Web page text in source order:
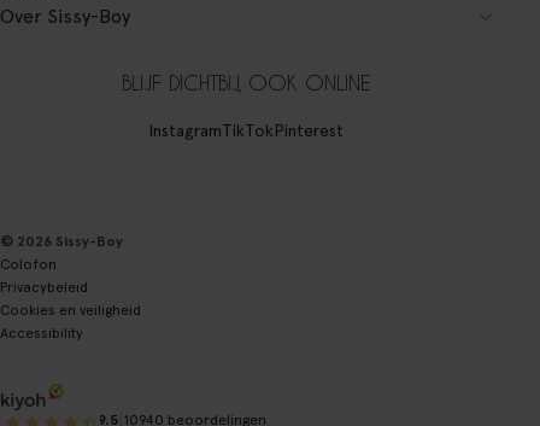
Over Sissy-Boy
BLIJF DICHTBIJ, OOK ONLINE
InstagramTikTokPinterest
© 2026 Sissy-Boy
Colofon
Privacybeleid
Cookies en veiligheid
Accessibility
9.5 10940 beoordelingen